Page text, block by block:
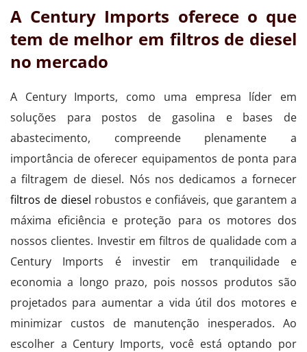
A Century Imports oferece o que
tem de melhor em filtros de diesel
no mercado
A Century Imports, como uma empresa líder em
soluções para postos de gasolina e bases de
abastecimento, compreende plenamente a
importância de oferecer equipamentos de ponta para
a filtragem de diesel. Nós nos dedicamos a fornecer
filtros de diesel robustos e confiáveis, que garantem a
máxima eficiência e proteção para os motores dos
nossos clientes. Investir em filtros de qualidade com a
Century Imports é investir em tranquilidade e
economia a longo prazo, pois nossos produtos são
projetados para aumentar a vida útil dos motores e
minimizar custos de manutenção inesperados. Ao
escolher a Century Imports, você está optando por